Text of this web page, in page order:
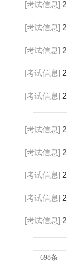
[考试信息]
[考试信息]
[考试信息]
[考试信息]
[考试信息]
[考试信息]
[考试信息]
[考试信息]
[考试信息]
[考试信息]
698条